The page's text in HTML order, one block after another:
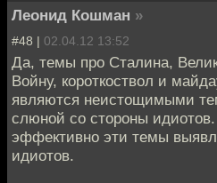
Леонид Кошман »
#48 | 02.04.12 13:52
Да, темы про Сталина,
Войну, короткоствол и
являются неистощимыми
слюной со стороны
эффективно эти темы
идиотов.